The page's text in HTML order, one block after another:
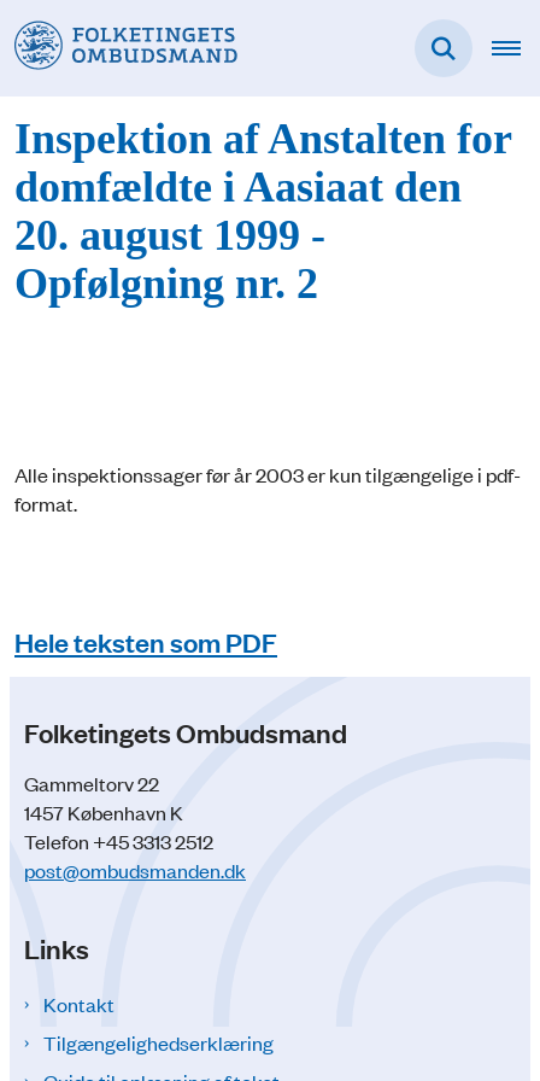
Inspektion af Anstalten for
domfældte i Aasiaat den
20. august 1999 -
Opfølgning nr. 2
Alle inspektionssager før år 2003 er kun tilgængelige i pdf-
format.
Hele teksten som PDF
Folketingets Ombudsmand
Gammeltorv 22
1457 København K
Telefon +45 3313 2512
post@ombudsmanden.dk
Links
Kontakt
Tilgængelighedserklæring